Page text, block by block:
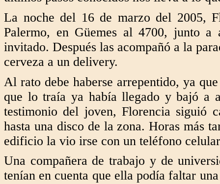
La noche del 16 de marzo del 2005,
Palermo, en Güemes al 4700, junto a
invitado. Después las acompañó a la
cerveza a un delivery.
Al rato debe haberse arrepentido, ya
que lo traía ya había llegado y bajó a
testimonio del joven, Florencia siguió
hasta una disco de la zona. Horas más
edificio la vio irse con un teléfono
Una compañera de trabajo y de
tenían en cuenta que ella podía faltar